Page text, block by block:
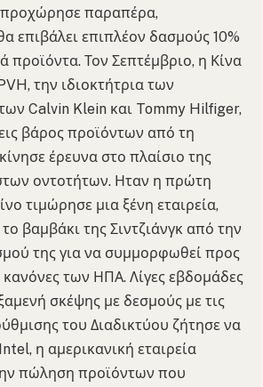
παραπέρα,
επιβάλει επιπλέον δασμούς 10%
προϊόντα. Τον Σεπτέμβριο, η Κίνα
την ιδιοκτήτρια των
Calvin Klein και Tommy Hilfiger,
εις βάρος προϊόντων από τη
έρευνα στο πλαίσιο της
οντοτήτων. Ηταν η πρώτη
τιμώρησε μια ξένη εταιρεία,
βαμβάκι της Σιντζιάνγκ από την
της για να συμμορφωθεί προς
των ΗΠΑ. Λίγες εβδομάδες
σκέψης με δεσμούς με τις
του Διαδικτύου ζήτησε να
η αμερικανική εταιρεία
πώληση προϊόντων που